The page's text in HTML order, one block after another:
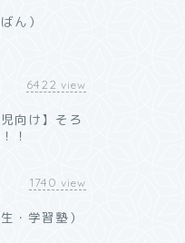
ん）
6422 view
向け】そろ
！
1740 view
・学習塾）